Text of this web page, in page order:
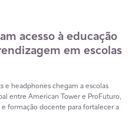
acesso à educação
em escolas
e headphones chegam a escolas
entre American Tower e ProFuturo,
formação docente para fortalecer a